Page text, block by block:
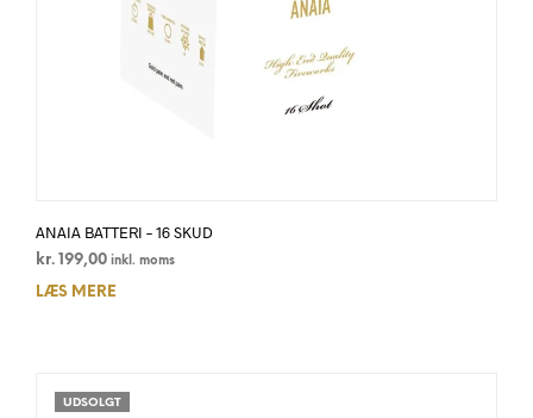
ANAIA BATTERI – 16 SKUD
kr. 199,00 inkl. moms
LÆS MERE
UDSOLGT